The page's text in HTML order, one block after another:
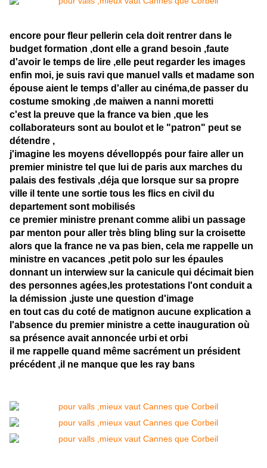
encore pour fleur pellerin cela doit rentrer dans le
budget formation ,dont elle a grand besoin ,faute
d'avoir le temps de lire ,elle peut regarder les images
enfin moi, je suis ravi que manuel valls et madame son
épouse aient le temps d'aller au cinéma,de passer du
costume smoking ,de maiwen a nanni moretti
c'est la preuve que la france va bien ,que les
collaborateurs sont au boulot et le "patron" peut se
détendre ,
j'imagine les moyens dévelloppés pour faire aller un
premier ministre tel que lui de paris aux marches du
palais des festivals ,déja que lorsque sur sa propre
ville il tente une sortie tous les flics en civil du
departement sont mobilisés
ce premier ministre prenant comme alibi un passage
par menton pour aller très bling bling sur la croisette
alors que la france ne va pas bien, cela me rappelle un
ministre en vacances ,petit polo sur les épaules
donnant un interwiew sur la canicule qui décimait bien
des personnes agées,les protestations l'ont conduit a
la démission ,juste une question d'image
en tout cas du coté de matignon aucune explication a
l'absence du premier ministre a cette inauguration où
sa présence avait annoncée urbi et orbi
il me rappelle quand même sacrément un président
précédent ,il ne manque que les ray bans